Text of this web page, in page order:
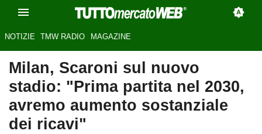
NOTIZIE TMW RADIO MAGAZINE
Milan, Scaroni sul nuovo
stadio: "Prima partita nel 2030,
avremo aumento sostanziale
dei ricavi"